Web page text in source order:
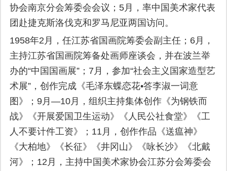
协会南京分会筹委会会议；5月，率中国美术家代表
团赴捷克斯洛伐克和罗马尼亚两国访问。
1958年2月，任江苏省国画院筹委会副主任；6月，
主持江苏省国画院筹备处画师座谈会，并在波兰举
办的“中国国画展”；7月，参加“社会主义国家造型艺
术展”，创作完成《毛泽东蝶恋花•答李淑一词意
图》；9月—10月，组织主持集体创作《为钢铁而
战》《开展爱国卫生运动》《人民公社食堂》《工
人不要计件工资》；11月，创作作品《送瘟神》
《大柏地》《长征》《井冈山》《咏长沙》《北戴
河》；12月，主持中国美术家协会江苏分会筹委会